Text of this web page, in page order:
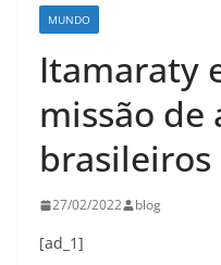
MUNDO
Itamaraty
missão de
brasileiros
27/02/2022 blog
[ad_1]